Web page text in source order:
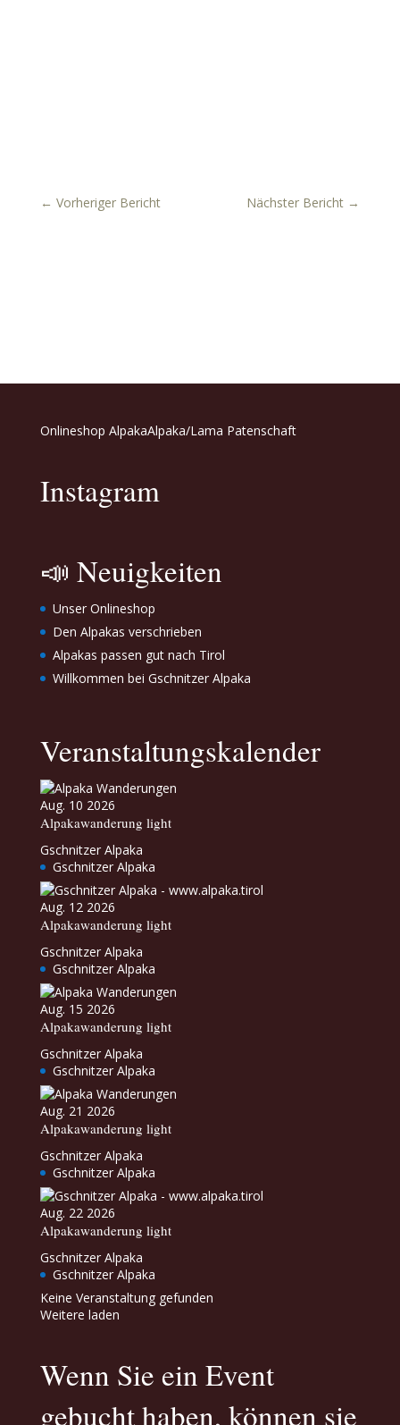
← Vorheriger Bericht Nächster Bericht →
Onlineshop AlpakaAlpaka/Lama Patenschaft
Instagram
📣 Neuigkeiten
Unser Onlineshop
Den Alpakas verschrieben
Alpakas passen gut nach Tirol
Willkommen bei Gschnitzer Alpaka
Veranstaltungskalender
Aug. 10 2026
Alpakawanderung light
Gschnitzer Alpaka
Gschnitzer Alpaka
Aug. 12 2026
Alpakawanderung light
Gschnitzer Alpaka
Gschnitzer Alpaka
Aug. 15 2026
Alpakawanderung light
Gschnitzer Alpaka
Gschnitzer Alpaka
Aug. 21 2026
Alpakawanderung light
Gschnitzer Alpaka
Gschnitzer Alpaka
Aug. 22 2026
Alpakawanderung light
Gschnitzer Alpaka
Gschnitzer Alpaka
Keine Veranstaltung gefunden
Weitere laden
Wenn Sie ein Event
gebucht haben, können sie